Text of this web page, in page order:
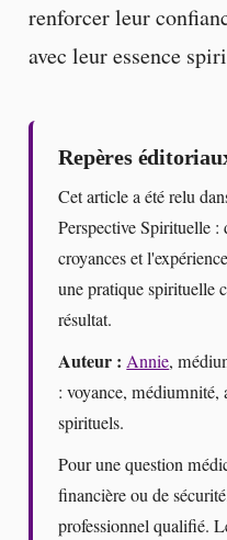
renforcer leur
avec leur essence
Repères
Cet article a été relu
Perspective Spirituelle
croyances et
une pratique spirituelle
résultat.
Auteur : Annie,
: voyance, médiumnité,
spirituels.
Pour une question
financière ou de
professionnel qualifié.